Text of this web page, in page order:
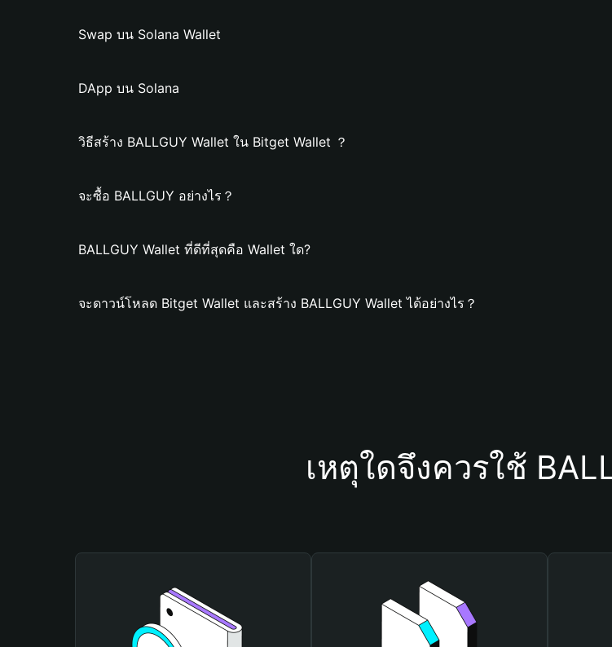
Swap บน Solana Wallet
DApp บน Solana
วิธีสร้าง BALLGUY Wallet ใน Bitget Wallet ？
จะซื้อ BALLGUY อย่างไร？
BALLGUY Wallet ที่ดีที่สุดคือ Wallet ใด?
จะดาวน์โหลด Bitget Wallet และสร้าง BALLGUY Wallet ได้อย่างไร？
เหตุใดจึงควรใช้